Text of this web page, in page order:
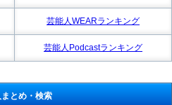
芸能人WEARランキング
芸能人Podcastランキング
とめ・検索